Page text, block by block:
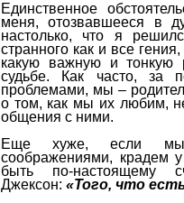
Единственное
меня, отозвавшееся в
настолько, что я
странного как и все
какую важную и тонкую
судьбе. Как часто, за
проблемами, мы –
о том, как мы их любим,
общения с ними.
Еще хуже, если мы,
соображениями, крадем
быть по-настоящему
Джексон: «Того, что